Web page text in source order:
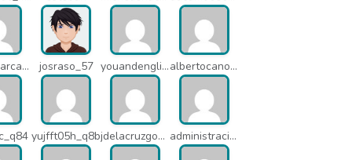
pedromarcabe_q5o josraso_57 youandenglish_q64 albertocano_q5l
yujfft05h_q8b jdelacruzgonzalez2015_q8e administracion_pua